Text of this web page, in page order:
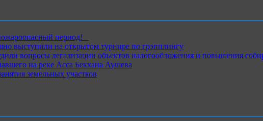
период!⁣⁣⠀
выступили на открытом турнире по грэпплингу
вопросы легализации объектов налогообложения и повышения
на реке Асса Бекхана Аушева
земельных участков